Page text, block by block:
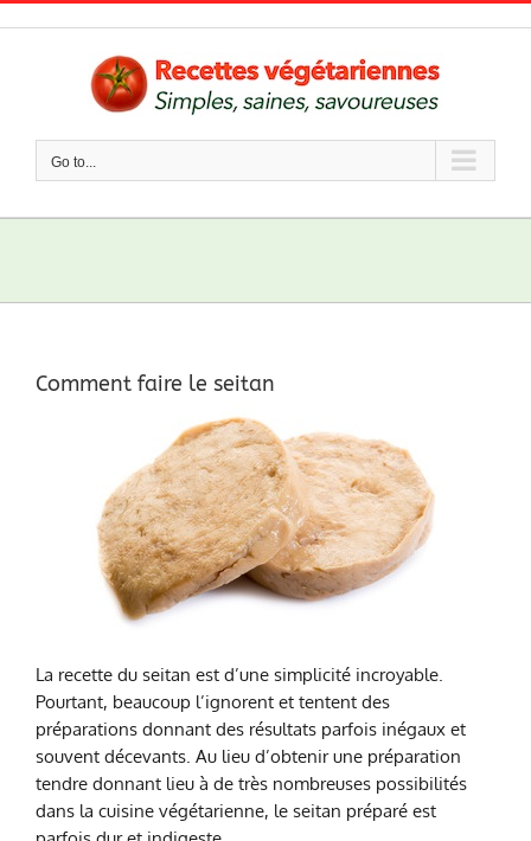
Go to...
Comment faire le seitan
La recette du seitan est d’une simplicité incroyable.
Pourtant, beaucoup l’ignorent et tentent des
préparations donnant des résultats parfois inégaux et
souvent décevants. Au lieu d’obtenir une préparation
tendre donnant lieu à de très nombreuses possibilités
dans la cuisine végétarienne, le seitan préparé est